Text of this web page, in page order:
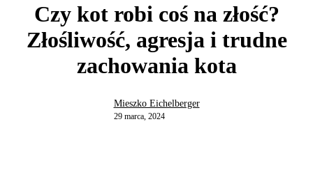
Czy kot robi coś na złość?
Złośliwość, agresja i trudne
zachowania kota
Mieszko Eichelberger
29 marca, 2024